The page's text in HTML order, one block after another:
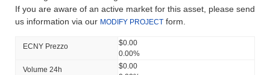
If you are aware of an active market for this asset, please send
us information via our MODIFY PROJECT form.
ECNY Prezzo
$0.00
0.00%
Volume 24h
$0.00